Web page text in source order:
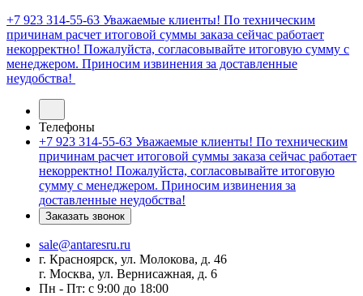
+7 923 314-55-63 Уважаемые клиенты! По техническим
причинам расчет итоговой суммы заказа сейчас работает
некорректно! Пожалуйста, согласовывайте итоговую сумму с
менеджером. Приносим извинения за доставленные
неудобства!
Телефоны
+7 923 314-55-63 Уважаемые клиенты! По техническим
причинам расчет итоговой суммы заказа сейчас работает
некорректно! Пожалуйста, согласовывайте итоговую
сумму с менеджером. Приносим извинения за
доставленные неудобства!
Заказать звонок
sale@antaresru.ru
г. Красноярск, ул. Молокова, д. 46
г. Москва, ул. Вернисажная, д. 6
Пн - Пт: с 9:00 до 18:00